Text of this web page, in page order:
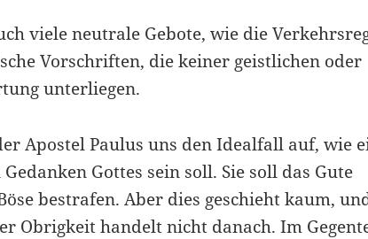
viele neutrale Gebote, wie die
Vorschriften, die keiner geistlichen oder
unterliegen.
Apostel Paulus uns den Idealfall auf, wie
Gottes sein soll. Sie soll das Gute
bestrafen. Aber dies geschieht kaum,
Obrigkeit handelt nicht danach. Im